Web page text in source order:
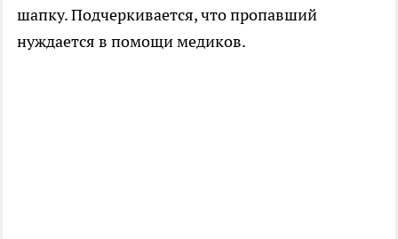
шапку. Подчеркивается, что пропавший
нуждается в помощи медиков.